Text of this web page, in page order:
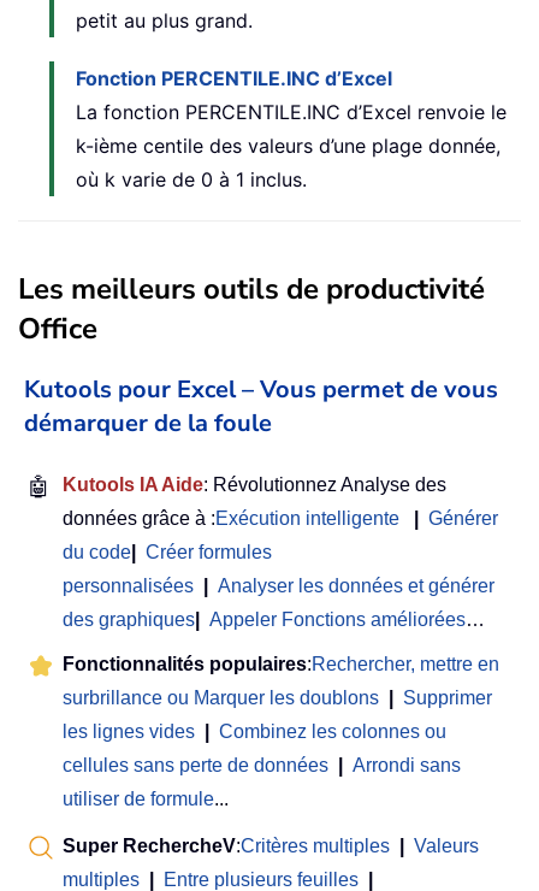
petit au plus grand.
Fonction PERCENTILE.INC d’Excel
La fonction PERCENTILE.INC d’Excel renvoie le
k-ième centile des valeurs d’une plage donnée,
où k varie de 0 à 1 inclus.
Les meilleurs outils de productivité
Office
Kutools pour Excel – Vous permet de vous
démarquer de la foule
🤖 Kutools IA Aide: Révolutionnez Analyse des
données grâce à :Exécution intelligente
Générer
du code
Créer formules
personnalisées
Analyser les données et générer
des graphiques
Appeler Fonctions améliorées…
Fonctionnalités populaires:Rechercher, mettre en
surbrillance ou Marquer les doublons
Supprimer
les lignes vides
Combinez les colonnes ou
cellules sans perte de données
Arrondi sans
utiliser de formule...
Super RechercheV:Critères multiples
Valeurs
multiples
Entre plusieurs feuilles